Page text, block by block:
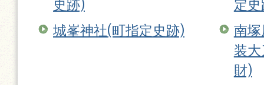
史跡)
定史
城峯神社(町指定史跡)
南
装
財)